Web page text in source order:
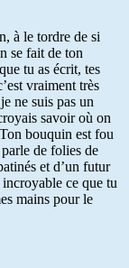
à le tordre de si
se fait de ton
tu as écrit, tes
vraiment très
ne suis pas un
savoir où on
bouquin est fou
de folies de
et d’un futur
ce que tu
mains pour le